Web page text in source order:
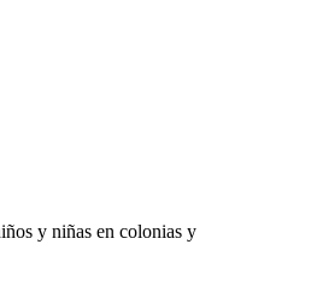
y niñas en colonias y